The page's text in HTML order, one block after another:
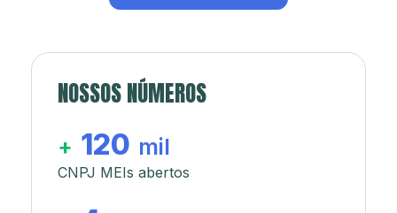
NOSSOS NÚMEROS
+ 120 mil
CNPJ MEIs abertos